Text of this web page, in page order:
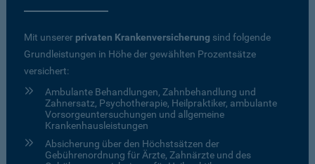
Mit unserer privaten Krankenversicherung sind folgende
Grundleistungen in Höhe der gewählten Prozentsätze
versichert:
Ambulante Behandlungen, Zahnbehandlung und
Zahnersatz, Psychotherapie, Heilpraktiker, ambulante
Vorsorgeuntersuchungen und allgemeine
Krankenhausleistungen
Absicherung über den Höchstsätzen der
Gebührenordnung für Ärzte, Zahnärzte und des